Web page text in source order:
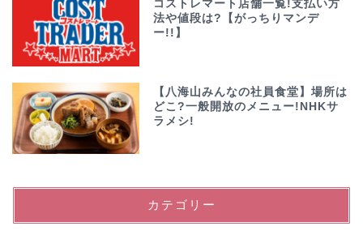
コストレマート店舗一覧!支払い方
法や値段は?【がっちりマンデ
ー!!】
【八海山みんなの社員食堂】場所は
どこ?一般開放のメニュー!NHKサ
ラメシ!
カテゴリー